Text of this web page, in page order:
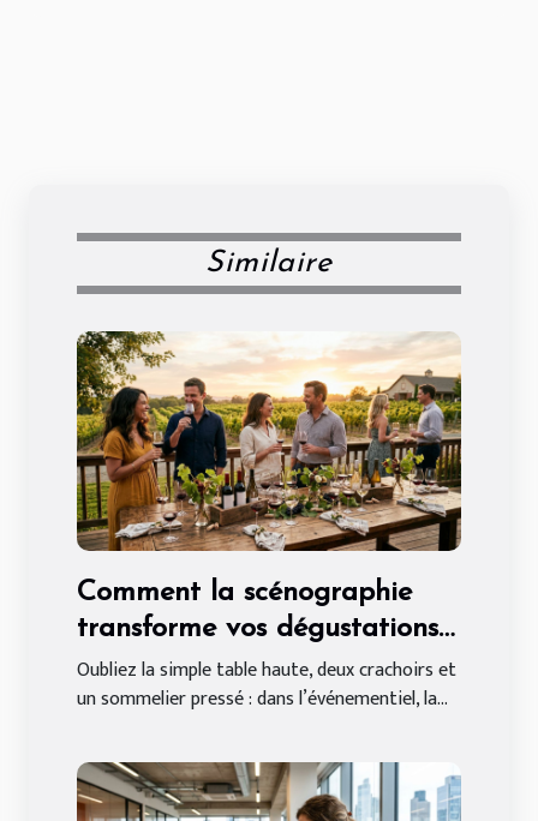
Similaire
Comment la scénographie
transforme vos dégustations
de vin événementielles
Oubliez la simple table haute, deux crachoirs et
un sommelier pressé : dans l’événementiel, la...